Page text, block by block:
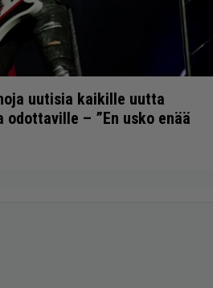
uutisia kaikille uutta
odottaville – ”En usko enää